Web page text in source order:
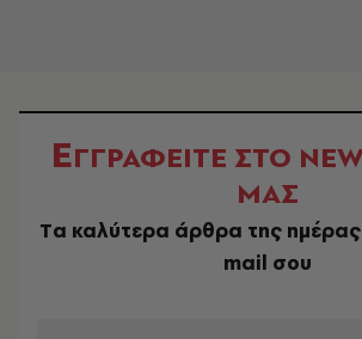
ΕΓΓΡΑΦΕΙΤΕ ΣΤΟ
ΜΑΣ
Tα καλύτερα άρθρα της ημέρας
mail σου